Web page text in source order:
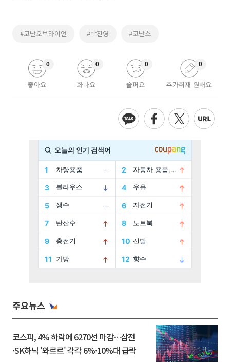
#코난오브라이언 #박진영 #코난쇼
좋아요
0
화나요
0
슬퍼요
0
추가취재 원해요
0
주요뉴스
코스피, 4% 하락에 6270선 마감…삼전
·SK하닉 '와르르' 각각 6%·10%대 급락